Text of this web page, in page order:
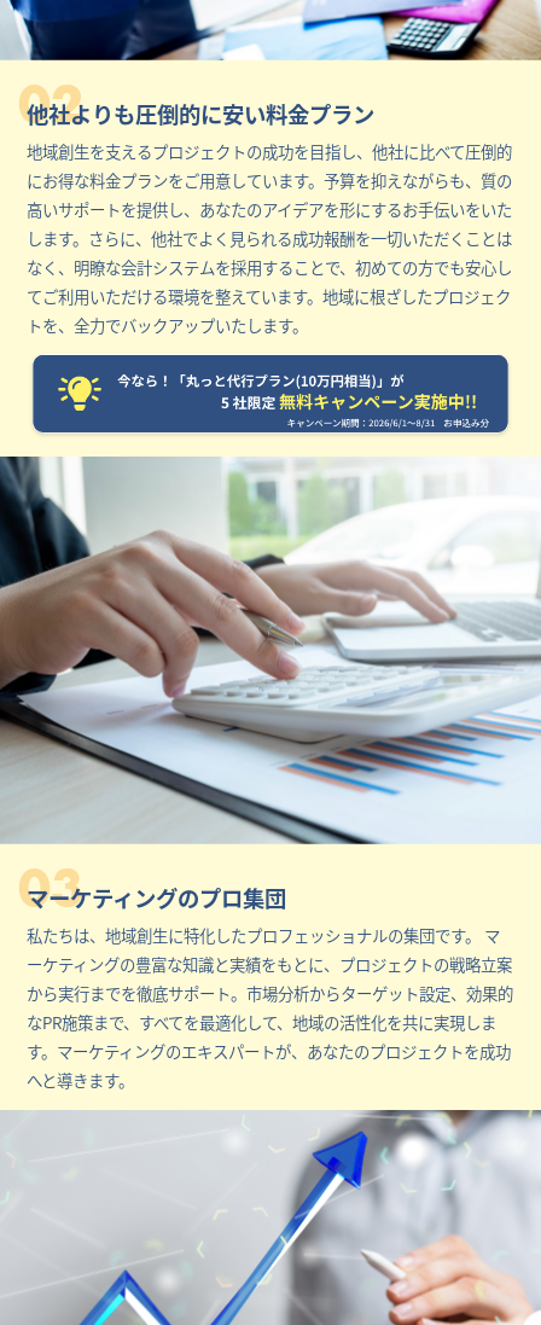
02
他社よりも圧倒的に安い料金プラン
地域創生を支えるプロジェクトの成功を目指し、他社に比べて圧倒的
にお得な料金プランをご用意しています。予算を抑えながらも、質の
高いサポートを提供し、あなたのアイデアを形にするお手伝いをいた
します。さらに、他社でよく見られる成功報酬を一切いただくことは
なく、明瞭な会計システムを採用することで、初めての方でも安心し
てご利用いただける環境を整えています。地域に根ざしたプロジェク
トを、全力でバックアップいたします。
03
マーケティングのプロ集団
私たちは、地域創生に特化したプロフェッショナルの集団です。 マ
ーケティングの豊富な知識と実績をもとに、プロジェクトの戦略立案
から実行までを徹底サポート。市場分析からターゲット設定、効果的
なPR施策まで、すべてを最適化して、地域の活性化を共に実現しま
す。マーケティングのエキスパートが、あなたのプロジェクトを成功
へと導きます。